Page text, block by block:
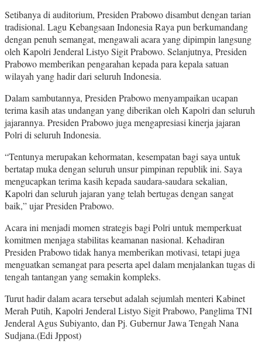
Setibanya di auditorium, Presiden Prabowo disambut dengan tarian
tradisional. Lagu Kebangsaan Indonesia Raya pun berkumandang
dengan penuh semangat, mengawali acara yang dipimpin langsung
oleh Kapolri Jenderal Listyo Sigit Prabowo. Selanjutnya, Presiden
Prabowo memberikan pengarahan kepada para kepala satuan
wilayah yang hadir dari seluruh Indonesia.
Dalam sambutannya, Presiden Prabowo menyampaikan ucapan
terima kasih atas undangan yang diberikan oleh Kapolri dan seluruh
jajarannya. Presiden Prabowo juga mengapresiasi kinerja jajaran
Polri di seluruh Indonesia.
“Tentunya merupakan kehormatan, kesempatan bagi saya untuk
bertatap muka dengan seluruh unsur pimpinan republik ini. Saya
mengucapkan terima kasih kepada saudara-saudara sekalian,
Kapolri dan seluruh jajaran yang telah bertugas dengan sangat
baik,” ujar Presiden Prabowo.
Acara ini menjadi momen strategis bagi Polri untuk memperkuat
komitmen menjaga stabilitas keamanan nasional. Kehadiran
Presiden Prabowo tidak hanya memberikan motivasi, tetapi juga
menguatkan semangat para peserta apel dalam menjalankan tugas di
tengah tantangan yang semakin kompleks.
Turut hadir dalam acara tersebut adalah sejumlah menteri Kabinet
Merah Putih, Kapolri Jenderal Listyo Sigit Prabowo, Panglima TNI
Jenderal Agus Subiyanto, dan Pj. Gubernur Jawa Tengah Nana
Sudjana.(Edi Jppost)